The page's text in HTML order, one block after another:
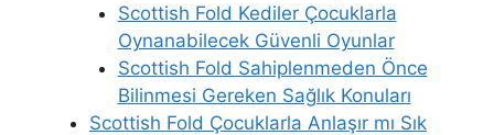
Scottish Fold Kediler Çocuklarla
Oynanabilecek Güvenli Oyunlar
Scottish Fold Sahiplenmeden Önce
Bilinmesi Gereken Sağlık Konuları
Scottish Fold Çocuklarla Anlaşır mı Sık